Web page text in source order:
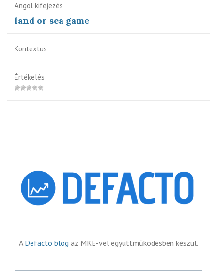
Angol kifejezés
land or sea game
Kontextus
Értékelés
A Defacto blog az MKE-vel együttműködésben készül.